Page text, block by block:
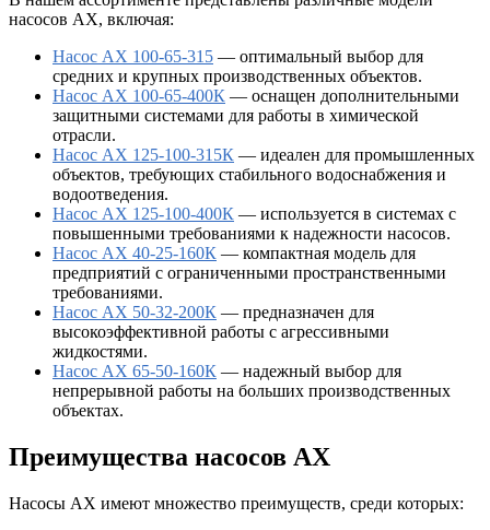
насосов АХ, включая:
Насос АХ 100-65-315 — оптимальный выбор для
средних и крупных производственных объектов.
Насос АХ 100-65-400К — оснащен дополнительными
защитными системами для работы в химической
отрасли.
Насос АХ 125-100-315К — идеален для промышленных
объектов, требующих стабильного водоснабжения и
водоотведения.
Насос АХ 125-100-400К — используется в системах с
повышенными требованиями к надежности насосов.
Насос АХ 40-25-160К — компактная модель для
предприятий с ограниченными пространственными
требованиями.
Насос АХ 50-32-200К — предназначен для
высокоэффективной работы с агрессивными
жидкостями.
Насос АХ 65-50-160К — надежный выбор для
непрерывной работы на больших производственных
объектах.
Преимущества насосов АХ
Насосы АХ имеют множество преимуществ, среди которых: